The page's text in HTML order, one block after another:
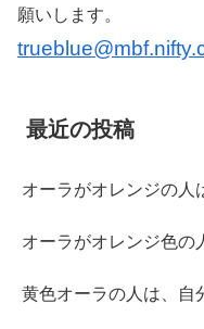
願いします。
最近の投稿
オーラがオレンジの人
オーラがオレンジ色の
黄色オーラの人は、自